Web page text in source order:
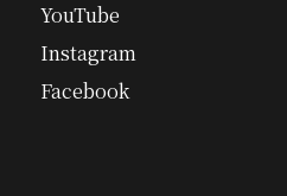
YouTube
Instagram
Facebook